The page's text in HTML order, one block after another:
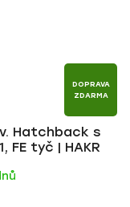
DOPRAVA
ZDARMA
Hatchback s
FE tyč | HAKR